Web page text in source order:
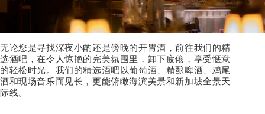
无论您是寻找深夜小酌还是傍晚的开胃酒，前往我们的精
选酒吧，在令人惊艳的完美氛围里，卸下疲倦，享受惬意
的轻松时光。我们的精选酒吧以葡萄酒、精酿啤酒、鸡尾
酒和现场音乐而见长，更能俯瞰海滨美景和新加坡全景天
际线。